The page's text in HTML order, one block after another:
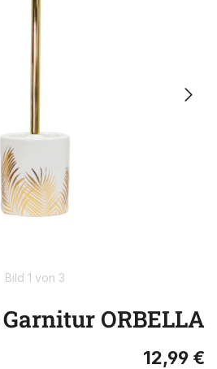
Bild 1 von 3
ORBELLA
12,99 €